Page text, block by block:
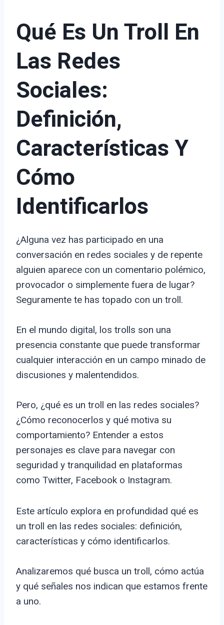
Qué Es Un Troll En
Las Redes
Sociales:
Definición,
Características Y
Cómo
Identificarlos
¿Alguna vez has participado en una
conversación en redes sociales y de repente
alguien aparece con un comentario polémico,
provocador o simplemente fuera de lugar?
Seguramente te has topado con un troll.
En el mundo digital, los trolls son una
presencia constante que puede transformar
cualquier interacción en un campo minado de
discusiones y malentendidos.
Pero, ¿qué es un troll en las redes sociales?
¿Cómo reconocerlos y qué motiva su
comportamiento? Entender a estos
personajes es clave para navegar con
seguridad y tranquilidad en plataformas
como Twitter, Facebook o Instagram.
Este artículo explora en profundidad qué es
un troll en las redes sociales: definición,
características y cómo identificarlos.
Analizaremos qué busca un troll, cómo actúa
y qué señales nos indican que estamos frente
a uno.